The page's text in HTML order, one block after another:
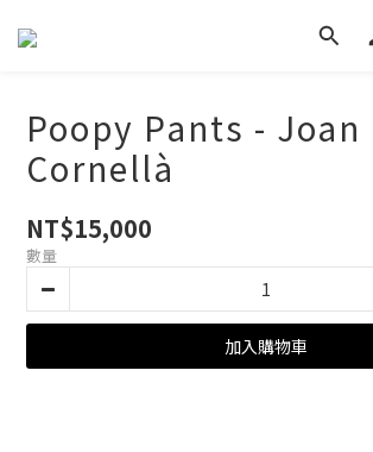
Poopy Pants - Joan
Cornellà
NT$15,000
數量
加入購物車